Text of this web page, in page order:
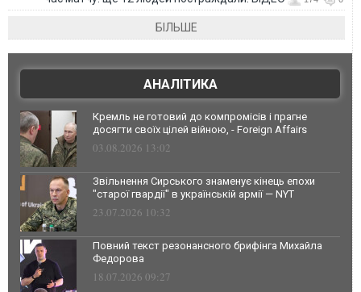
БІЛЬШЕ
АНАЛІТИКА
Кремль не готовий до компромісів і прагне
досягти своїх цілей війною, - Foreign Affairs
03.08.2026 13:02
Звільнення Сирського знаменує кінець епохи
"старої гвардії" в українській армії — NYT
23.07.2026 10:32
Повний текст резонансного брифінга Михайла
Федорова
18.07.2026 09:27